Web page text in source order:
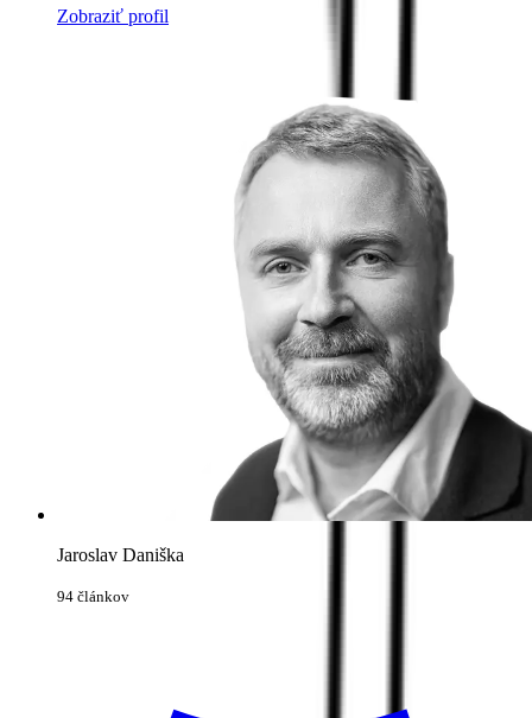
Zobraziť profil
Jaroslav Daniška
94 článkov